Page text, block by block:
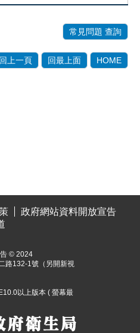
常見問題 查詢
回上一頁 回最上面 HOME
政府網站資料開放宣告
© 2024
路132-1號（另開新視
以上版本 ( 螢幕最